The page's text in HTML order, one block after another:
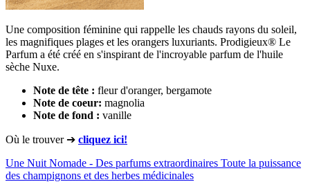
Une composition féminine qui rappelle les chauds rayons du soleil,
les magnifiques plages et les orangers luxuriants. Prodigieux® Le
Parfum a été créé en s'inspirant de l'incroyable parfum de l'huile
sèche Nuxe.
Note de tête : fleur d'oranger, bergamote
Note de coeur: magnolia
Note de fond : vanille
Où le trouver ➔ cliquez ici!
Une Nuit Nomade - Des parfums extraordinaires Toute la puissance
des champignons et des herbes médicinales